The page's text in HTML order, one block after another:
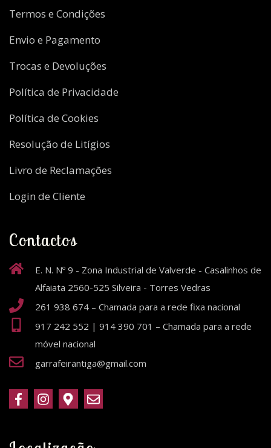
Termos e Condições
Envio e Pagamento
Trocas e Devoluções
Política de Privacidade
Política de Cookies
Resolução de Litígios
Livro de Reclamações
Login de Cliente
Contactos
E. N. Nº 9 - Zona Industrial de Valverde - Casalinhos de
Alfaiata 2560-525 Silveira - Torres Vedras
261 938 674 – Chamada para a rede fixa nacional
917 242 552 | 914 390 701 – Chamada para a rede
móvel nacional
garrafeirantiga@gmail.com